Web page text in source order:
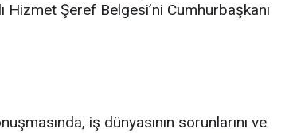
Hizmet Şeref Belgesi’ni Cumhurbaşkanı
iş dünyasının sorunlarını ve